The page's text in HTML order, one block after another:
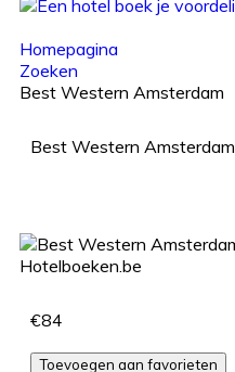
Homepagina
Zoeken
Best Western Amsterdam
Best Western Amsterdam
€84
Toevoegen aan favorieten